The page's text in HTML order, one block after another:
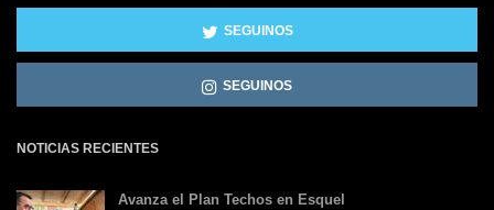
SEGUINOS
SEGUINOS
NOTICIAS RECIENTES
Avanza el Plan Techos en Esquel